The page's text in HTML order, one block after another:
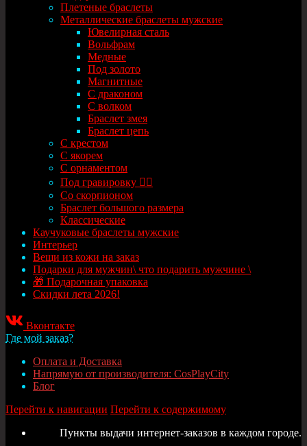
Плетеные браслеты
Металлические браслеты мужские
Ювелирная сталь
Вольфрам
Медные
Под золото
Магнитные
С драконом
С волком
Браслет змея
Браслет цепь
С крестом
С якорем
С орнаментом
Под гравировку ✍🏻
Со скорпионом
Браслет большого размера
Классические
Каучуковые браслеты мужские
Интерьер
Вещи из кожи на заказ
Подарки для мужчин\ что подарить мужчине \
🎁 Подарочная упаковка
Скидки лета 2026!
Вконтакте
Где мой заказ?
Оплата и Доставка
Напрямую от производителя: CosPlayCity
Блог
Перейти к навигации Перейти к содержимому
Пункты выдачи интернет-заказов в каждом городе.